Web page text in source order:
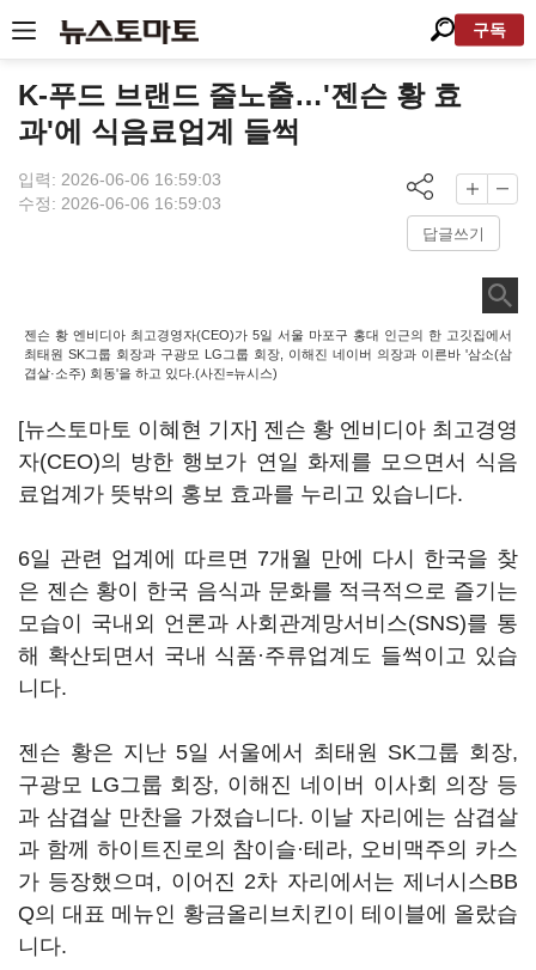
구독
K-푸드 브랜드 줄노출…'젠슨 황 효
과'에 식음료업계 들썩
입력: 2026-06-06 16:59:03
수정: 2026-06-06 16:59:03
답글쓰기
젠슨 황 엔비디아 최고경영자(CEO)가 5일 서울 마포구 홍대 인근의 한 고깃집에서
최태원 SK그룹 회장과 구광모 LG그룹 회장, 이해진 네이버 의장과 이른바 '삼소(삼
겹살·소주) 회동'을 하고 있다.(사진=뉴시스)
[뉴스토마토 이혜현 기자] 젠슨 황 엔비디아 최고경영
자(CEO)의 방한 행보가 연일 화제를 모으면서 식음
료업계가 뜻밖의 홍보 효과를 누리고 있습니다.
6일 관련 업계에 따르면 7개월 만에 다시 한국을 찾
은 젠슨 황이 한국 음식과 문화를 적극적으로 즐기는
모습이 국내외 언론과 사회관계망서비스(SNS)를 통
해 확산되면서 국내 식품·주류업계도 들썩이고 있습
니다.
젠슨 황은 지난 5일 서울에서 최태원 SK그룹 회장,
구광모 LG그룹 회장, 이해진 네이버 이사회 의장 등
과 삼겹살 만찬을 가졌습니다. 이날 자리에는 삼겹살
과 함께 하이트진로의 참이슬·테라, 오비맥주의 카스
가 등장했으며, 이어진 2차 자리에서는 제너시스BB
Q의 대표 메뉴인 황금올리브치킨이 테이블에 올랐습
니다.